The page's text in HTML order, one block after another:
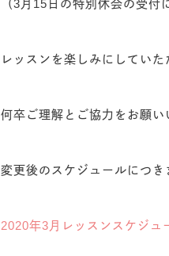
（3月15日の特別休会の受付
レッスンを楽しみにしてい
何卒ご理解とご協力をお願い
変更後のスケジュールにつき
2020年3月レッスンスケジュ